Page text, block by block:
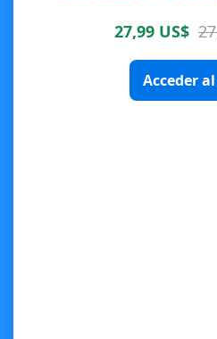
27,99 US$
Acceder